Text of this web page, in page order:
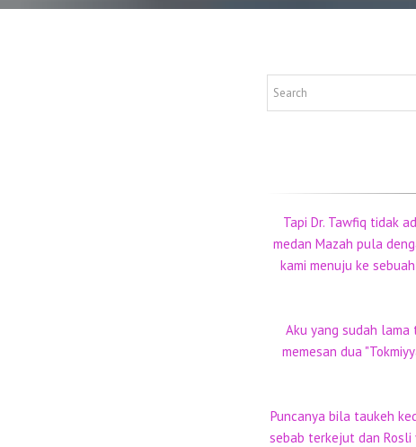
Tapi Dr. Tawfiq tidak
medan Mazah pula
kami menuju ke
Aku yang sudah lama
memesan dua
Puncanya bila taukeh
sebab terkejut dan Rosli